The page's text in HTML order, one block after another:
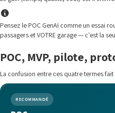
Pensez le POC GenAI comme un essai
passagers et VOTRE garage — c'est la
POC, MVP, pilote,
La confusion entre ces quatre termes
RECOMMANDÉ